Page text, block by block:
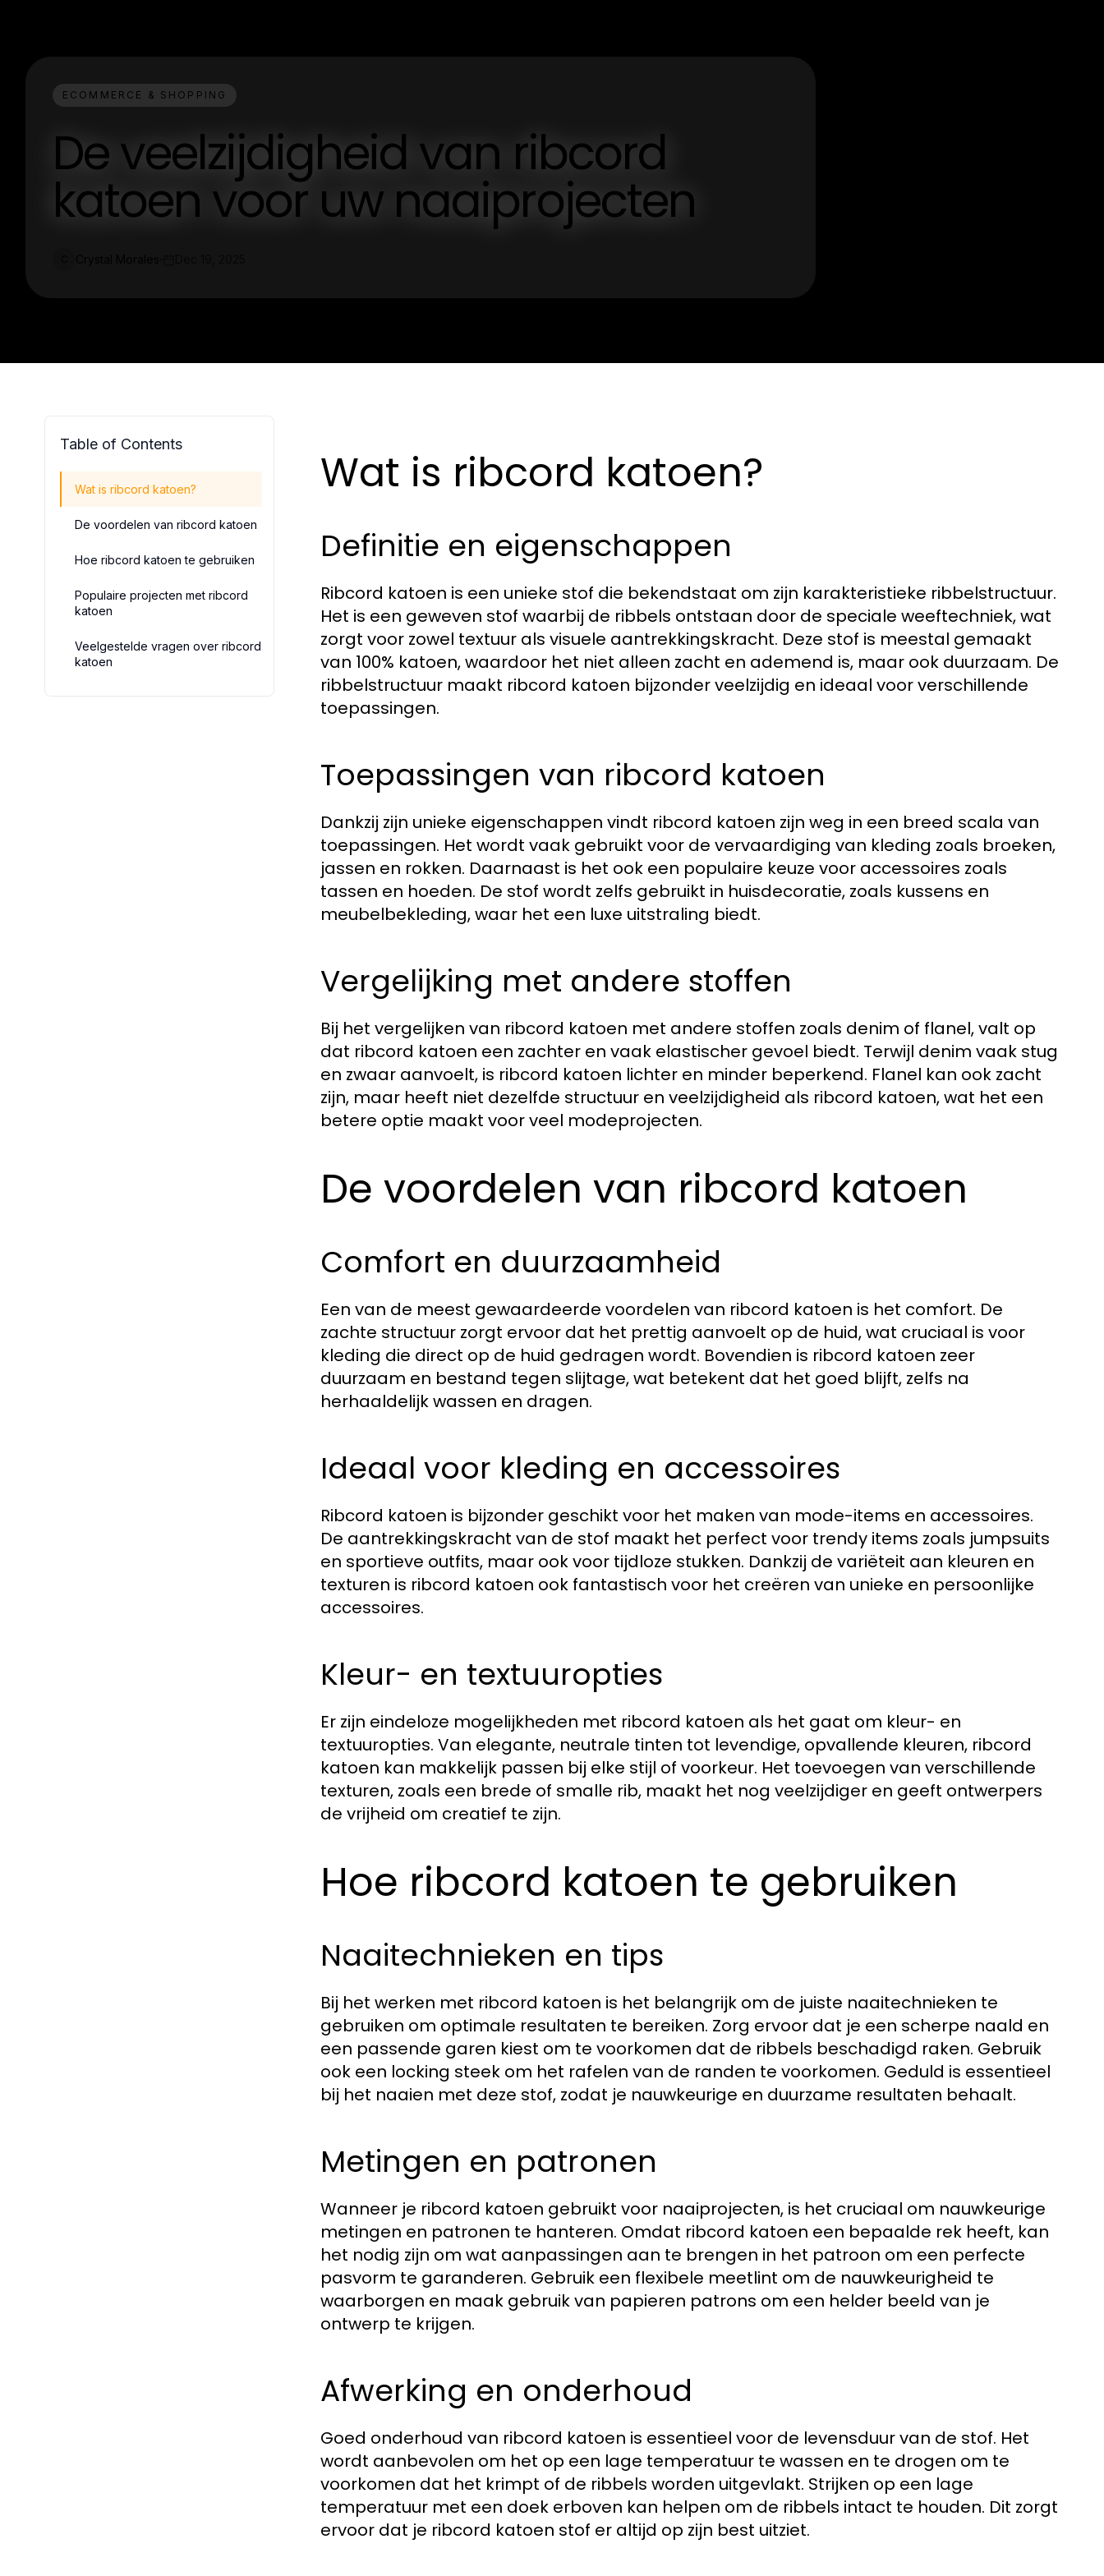
ECOMMERCE & SHOPPING
De veelzijdigheid van ribcord
katoen voor uw naaiprojecten
Table of Contents
Wat is ribcord katoen?
De voordelen van ribcord katoen
Hoe ribcord katoen te gebruiken
Populaire projecten met ribcord
katoen
Veelgestelde vragen over ribcord
katoen
Wat is ribcord katoen?
Definitie en eigenschappen
Ribcord katoen is een unieke stof die bekendstaat om zijn karakteristieke ribbelstructuur.
Het is een geweven stof waarbij de ribbels ontstaan door de speciale weeftechniek, wat
zorgt voor zowel textuur als visuele aantrekkingskracht. Deze stof is meestal gemaakt
van 100% katoen, waardoor het niet alleen zacht en ademend is, maar ook duurzaam. De
ribbelstructuur maakt ribcord katoen bijzonder veelzijdig en ideaal voor verschillende
toepassingen.
Toepassingen van ribcord katoen
Dankzij zijn unieke eigenschappen vindt ribcord katoen zijn weg in een breed scala van
toepassingen. Het wordt vaak gebruikt voor de vervaardiging van kleding zoals broeken,
jassen en rokken. Daarnaast is het ook een populaire keuze voor accessoires zoals
tassen en hoeden. De stof wordt zelfs gebruikt in huisdecoratie, zoals kussens en
meubelbekleding, waar het een luxe uitstraling biedt.
Vergelijking met andere stoffen
Bij het vergelijken van ribcord katoen met andere stoffen zoals denim of flanel, valt op
dat ribcord katoen een zachter en vaak elastischer gevoel biedt. Terwijl denim vaak stug
en zwaar aanvoelt, is ribcord katoen lichter en minder beperkend. Flanel kan ook zacht
zijn, maar heeft niet dezelfde structuur en veelzijdigheid als ribcord katoen, wat het een
betere optie maakt voor veel modeprojecten.
De voordelen van ribcord katoen
Comfort en duurzaamheid
Een van de meest gewaardeerde voordelen van ribcord katoen is het comfort. De
zachte structuur zorgt ervoor dat het prettig aanvoelt op de huid, wat cruciaal is voor
kleding die direct op de huid gedragen wordt. Bovendien is ribcord katoen zeer
duurzaam en bestand tegen slijtage, wat betekent dat het goed blijft, zelfs na
herhaaldelijk wassen en dragen.
Ideaal voor kleding en accessoires
Ribcord katoen is bijzonder geschikt voor het maken van mode-items en accessoires.
De aantrekkingskracht van de stof maakt het perfect voor trendy items zoals jumpsuits
en sportieve outfits, maar ook voor tijdloze stukken. Dankzij de variëteit aan kleuren en
texturen is ribcord katoen ook fantastisch voor het creëren van unieke en persoonlijke
accessoires.
Kleur- en textuuropties
Er zijn eindeloze mogelijkheden met ribcord katoen als het gaat om kleur- en
textuuropties. Van elegante, neutrale tinten tot levendige, opvallende kleuren, ribcord
katoen kan makkelijk passen bij elke stijl of voorkeur. Het toevoegen van verschillende
texturen, zoals een brede of smalle rib, maakt het nog veelzijdiger en geeft ontwerpers
de vrijheid om creatief te zijn.
Hoe ribcord katoen te gebruiken
Naaitechnieken en tips
Bij het werken met ribcord katoen is het belangrijk om de juiste naaitechnieken te
gebruiken om optimale resultaten te bereiken. Zorg ervoor dat je een scherpe naald en
een passende garen kiest om te voorkomen dat de ribbels beschadigd raken. Gebruik
ook een locking steek om het rafelen van de randen te voorkomen. Geduld is essentieel
bij het naaien met deze stof, zodat je nauwkeurige en duurzame resultaten behaalt.
Metingen en patronen
Wanneer je ribcord katoen gebruikt voor naaiprojecten, is het cruciaal om nauwkeurige
metingen en patronen te hanteren. Omdat ribcord katoen een bepaalde rek heeft, kan
het nodig zijn om wat aanpassingen aan te brengen in het patroon om een perfecte
pasvorm te garanderen. Gebruik een flexibele meetlint om de nauwkeurigheid te
waarborgen en maak gebruik van papieren patrons om een helder beeld van je
ontwerp te krijgen.
Afwerking en onderhoud
Goed onderhoud van ribcord katoen is essentieel voor de levensduur van de stof. Het
wordt aanbevolen om het op een lage temperatuur te wassen en te drogen om te
voorkomen dat het krimpt of de ribbels worden uitgevlakt. Strijken op een lage
temperatuur met een doek erboven kan helpen om de ribbels intact te houden. Dit zorgt
ervoor dat je ribcord katoen stof er altijd op zijn best uitziet.